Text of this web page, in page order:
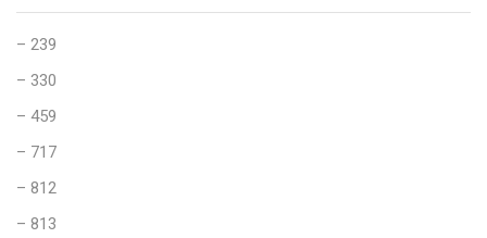
– 239
– 330
– 459
– 717
– 812
– 813